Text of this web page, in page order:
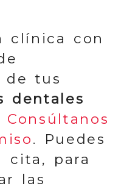
clínica con
de tus
dentales
Consúltanos
. Puedes
cita, para
las